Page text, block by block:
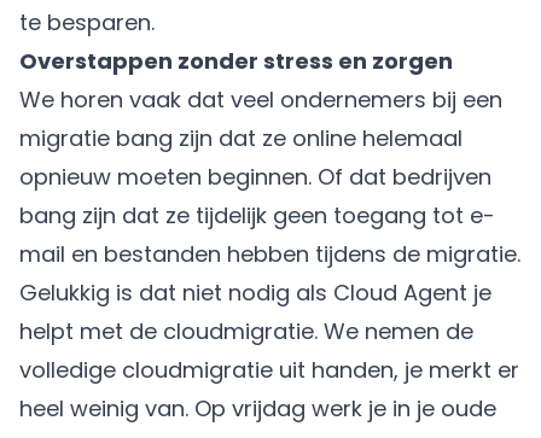
te besparen.
Overstappen zonder stress en zorgen
We horen vaak dat veel ondernemers bij een
migratie bang zijn dat ze online helemaal
opnieuw moeten beginnen. Of dat bedrijven
bang zijn dat ze tijdelijk geen toegang tot e-
mail en bestanden hebben tijdens de migratie.
Gelukkig is dat niet nodig als Cloud Agent je
helpt met de cloudmigratie. We nemen de
volledige cloudmigratie uit handen, je merkt er
heel weinig van. Op vrijdag werk je in je oude